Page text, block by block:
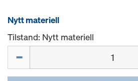
Nytt materiell
Tilstand: Nytt materiell